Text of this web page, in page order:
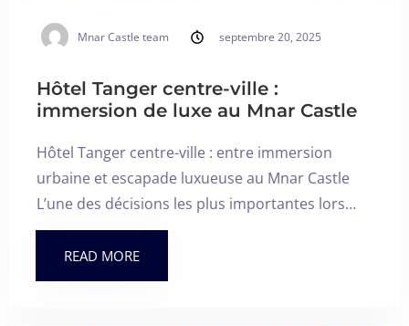
Mnar Castle team septembre 20, 2025
Hôtel Tanger centre-ville :
immersion de luxe au Mnar Castle
Hôtel Tanger centre-ville : entre immersion
urbaine et escapade luxueuse au Mnar Castle
L’une des décisions les plus importantes lors…
READ MORE